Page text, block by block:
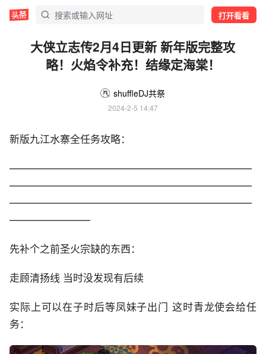
打开看看
大侠立志传2月4日更新 新年版完整攻
略！火焰令补充！结缘定海棠！
shuffleDJ共祭
2024-2-5 14:47
新版九江水寨全任务攻略：
————————————————————————
————————————————————————
————————————————————————
————————
先补个之前圣火宗缺的东西：
走顾清扬线 当时没发现有后续
实际上可以在子时后等凤妹子出门 这时青龙使会给任
务：